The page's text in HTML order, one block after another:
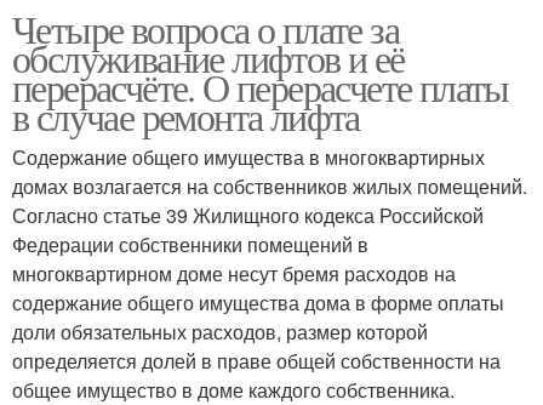
Четыре вопроса о плате за
обслуживание лифтов и её
перерасчёте. О перерасчете платы
в случае ремонта лифта
Содержание общего имущества в многоквартирных
домах возлагается на собственников жилых помещений.
Согласно статье 39 Жилищного кодекса Российской
Федерации собственники помещений в
многоквартирном доме несут бремя расходов на
содержание общего имущества дома в форме оплаты
доли обязательных расходов, размер которой
определяется долей в праве общей собственности на
общее имущество в доме каждого собственника.